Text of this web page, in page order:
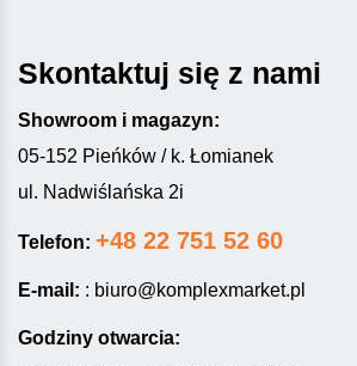
Skontaktuj się z nami
Showroom i magazyn:
05-152 Pieńków / k. Łomianek
ul. Nadwiślańska 2i
Telefon: +48 22 751 52 60
E-mail: : biuro@komplexmarket.pl
Godziny otwarcia: